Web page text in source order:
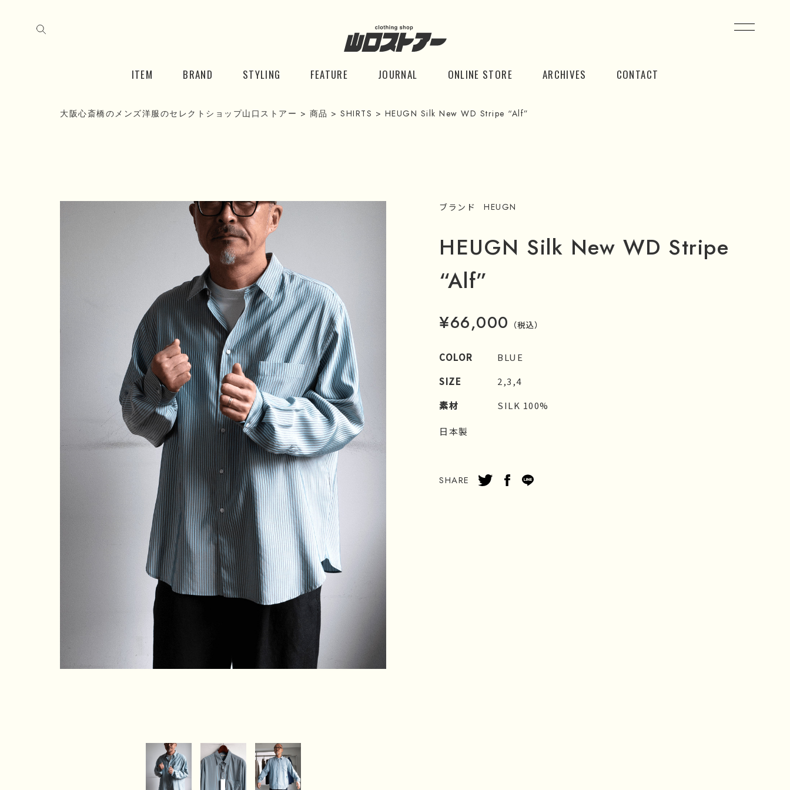
ITEM BRAND STYLING FEATURE JOURNAL ONLINE STORE ARCHIVES CONTACT
大阪心斎橋のメンズ洋服のセレクトショップ山口ストアー > 商品 > SHIRTS > HEUGN Silk New WD Stripe “Alf”
ブランド HEUGN
HEUGN Silk New WD Stripe
“Alf”
¥66,000 （税込）
COLOR
BLUE
SIZE
2,3,4
素材
SILK 100%
日本製
SHARE